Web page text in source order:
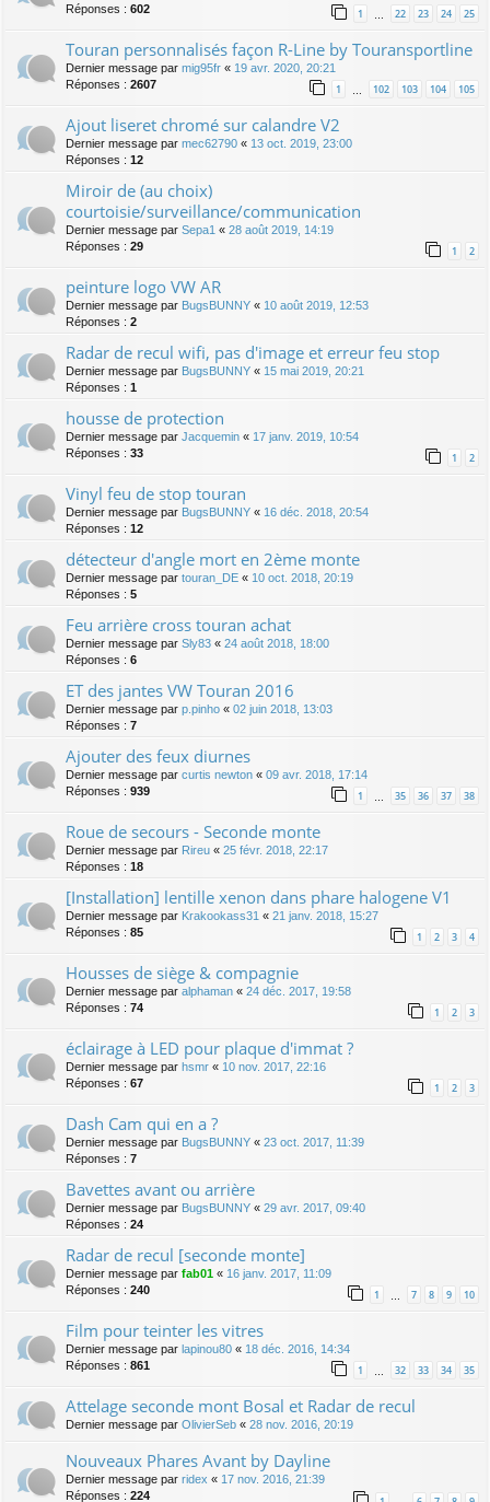
Réponses : 602 1 22 23 24 25
Touran personnalisés façon R-Line by Touransportline
Dernier message par mig95fr « 19 avr. 2020, 20:21
Réponses : 2607 1 102 103 104 105
Ajout liseret chromé sur calandre V2
Dernier message par mec62790 « 13 oct. 2019, 23:00
Réponses : 12
Miroir de (au choix)
courtoisie/surveillance/communication
Dernier message par Sepa1 « 28 août 2019, 14:19
Réponses : 29 1 2
peinture logo VW AR
Dernier message par BugsBUNNY « 10 août 2019, 12:53
Réponses : 2
Radar de recul wifi, pas d'image et erreur feu stop
Dernier message par BugsBUNNY « 15 mai 2019, 20:21
Réponses : 1
housse de protection
Dernier message par Jacquemin « 17 janv. 2019, 10:54
Réponses : 33 1 2
Vinyl feu de stop touran
Dernier message par BugsBUNNY « 16 déc. 2018, 20:54
Réponses : 12
détecteur d'angle mort en 2ème monte
Dernier message par touran_DE « 10 oct. 2018, 20:19
Réponses : 5
Feu arrière cross touran achat
Dernier message par Sly83 « 24 août 2018, 18:00
Réponses : 6
ET des jantes VW Touran 2016
Dernier message par p.pinho « 02 juin 2018, 13:03
Réponses : 7
Ajouter des feux diurnes
Dernier message par curtis newton « 09 avr. 2018, 17:14
Réponses : 939 1 … 35 36 37 38
Roue de secours - Seconde monte
Dernier message par Rireu « 25 févr. 2018, 22:17
Réponses : 18
[Installation] lentille xenon dans phare halogene V1
Dernier message par Krakookass31 « 21 janv. 2018, 15:27
Réponses : 85 1 2 3 4
Housses de siège & compagnie
Dernier message par alphaman « 24 déc. 2017, 19:58
Réponses : 74 1 2 3
éclairage à LED pour plaque d'immat ?
Dernier message par hsmr « 10 nov. 2017, 22:16
Réponses : 67 1 2 3
Dash Cam qui en a ?
Dernier message par BugsBUNNY « 23 oct. 2017, 11:39
Réponses : 7
Bavettes avant ou arrière
Dernier message par BugsBUNNY « 29 avr. 2017, 09:40
Réponses : 24
Radar de recul [seconde monte]
Dernier message par fab01 « 16 janv. 2017, 11:09
Réponses : 240 1 … 7 8 9 10
Film pour teinter les vitres
Dernier message par lapinou80 « 18 déc. 2016, 14:34
Réponses : 861 1 … 32 33 34 35
Attelage seconde mont Bosal et Radar de recul
Dernier message par OlivierSeb « 28 nov. 2016, 20:19
Nouveaux Phares Avant by Dayline
Dernier message par ridex « 17 nov. 2016, 21:39
Réponses : 224